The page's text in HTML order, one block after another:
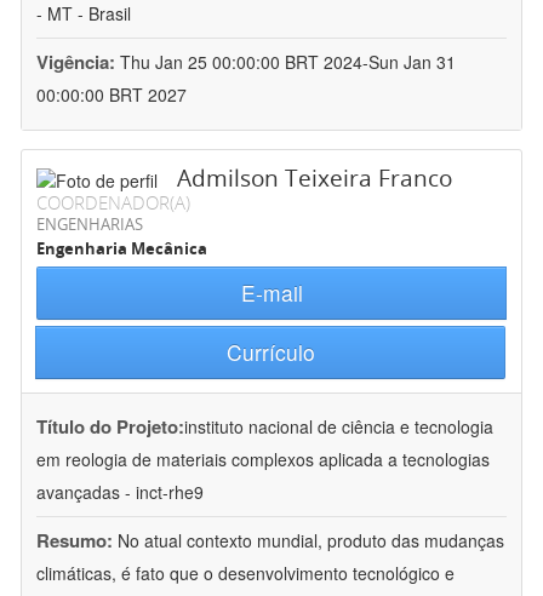
- MT - Brasil
Vigência: Thu Jan 25 00:00:00 BRT 2024-Sun Jan 31
00:00:00 BRT 2027
Admilson Teixeira Franco
COORDENADOR(A)
ENGENHARIAS
Engenharia Mecânica
E-mail
Currículo
Título do Projeto:instituto nacional de ciência e tecnologia
em reologia de materiais complexos aplicada a tecnologias
avançadas - inct-rhe9
Resumo: No atual contexto mundial, produto das mudanças
climáticas, é fato que o desenvolvimento tecnológico e